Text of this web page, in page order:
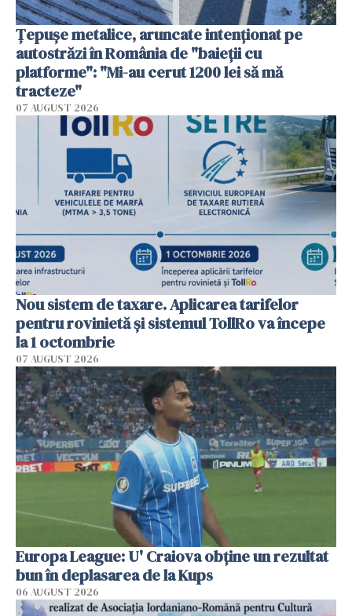
Țepușe metalice, aruncate intenționat pe
autostrăzi în România de "baieții cu
platforme": "Mi-au cerut 1200 lei să mă
tracteze"
07 AUGUST 2026
Nou sistem de taxare. Aplicarea tarifelor
pentru rovinietă şi sistemul TollRo va începe
la 1 octombrie
07 AUGUST 2026
Europa League: U' Craiova obține un rezultat
bun în deplasarea de la Kups
06 AUGUST 2026